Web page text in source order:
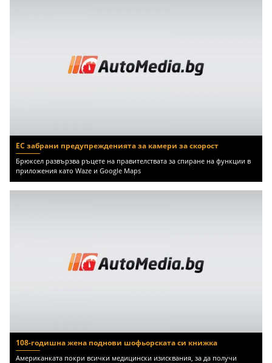
ЕС забрани предупрежденията за камери за скорост
Брюксел развързва ръцете на правителствата за спиране на функции в
приложения като Waze и Google Maps
108-годишна жена поднови шофьорската си книжка
Американката покри всички медицински изисквания, за да получи